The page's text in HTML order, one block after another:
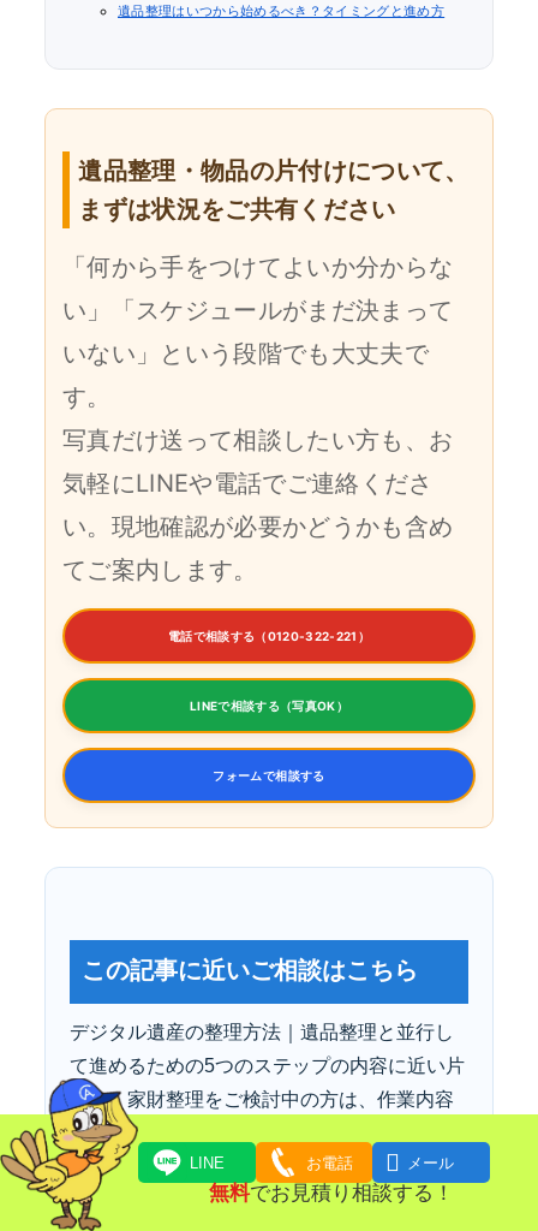
遺品整理はいつから始めるべき？タイミングと進め方
遺品整理・物品の片付けについて、
まずは状況をご共有ください
「何から手をつけてよいか分からな
い」「スケジュールがまだ決まって
いない」という段階でも大丈夫で
す。
写真だけ送って相談したい方も、お
気軽にLINEや電話でご連絡くださ
い。現地確認が必要かどうかも含め
てご案内します。
電話で相談する（0120-322-221）
LINEで相談する（写真OK）
フォームで相談する
この記事に近いご相談はこちら
デジタル遺産の整理方法｜遺品整理と並行し
て進めるための5つのステップの内容に近い片
付け・家財整理をご検討中の方は、作業内容
や地域ページもあわせてご確認ください。
関連サービス
LINE お電話  メール
無料でお見積り相談する！